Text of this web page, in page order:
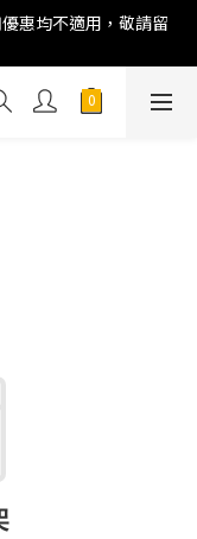
惠均不適用，敬請留